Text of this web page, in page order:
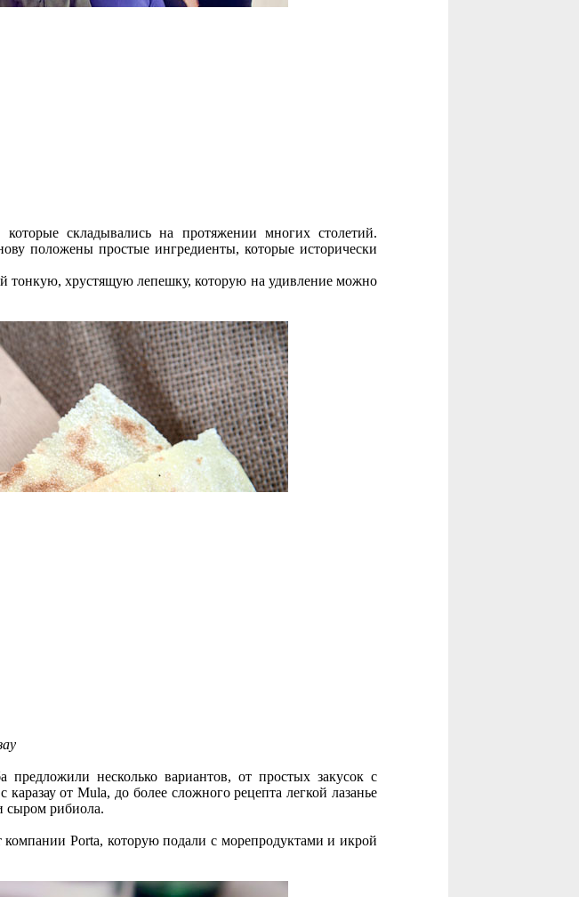
складывались на протяжении многих столетий.
положены простые ингредиенты, которые исторически
тонкую, хрустящую лепешку, которую на удивление можно
несколько вариантов, от простых закусок с
от Mula, до более сложного рецепта легкой лазанье
сыром рибиола.
Porta, которую подали с морепродуктами и икрой